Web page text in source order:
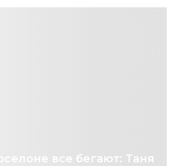
все бегают: Таня